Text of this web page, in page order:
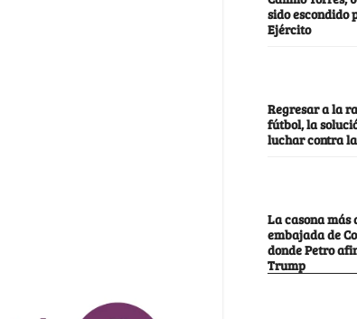
sido escondido
Ejército
Regresar a la
fútbol, la
luchar contra
La casona más
embajada de
donde Petro
Trump